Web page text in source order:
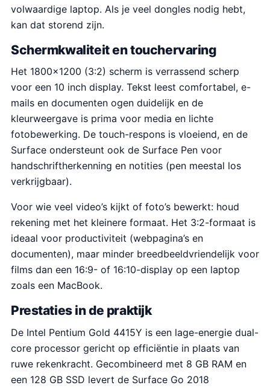
volwaardige laptop. Als je veel dongles nodig hebt,
kan dat storend zijn.
Schermkwaliteit en touchervaring
Het 1800×1200 (3:2) scherm is verrassend scherp
voor een 10 inch display. Tekst leest comfortabel, e-
mails en documenten ogen duidelijk en de
kleurweergave is prima voor media en lichte
fotobewerking. De touch-respons is vloeiend, en de
Surface ondersteunt ook de Surface Pen voor
handschriftherkenning en notities (pen meestal los
verkrijgbaar).
Voor wie veel video’s kijkt of foto’s bewerkt: houd
rekening met het kleinere formaat. Het 3:2-formaat is
ideaal voor productiviteit (webpagina’s en
documenten), maar minder breedbeeldvriendelijk voor
films dan een 16:9- of 16:10-display op een laptop
zoals een MacBook.
Prestaties in de praktijk
De Intel Pentium Gold 4415Y is een lage-energie dual-
core processor gericht op efficiëntie in plaats van
ruwe rekenkracht. Gecombineerd met 8 GB RAM en
een 128 GB SSD levert de Surface Go 2018